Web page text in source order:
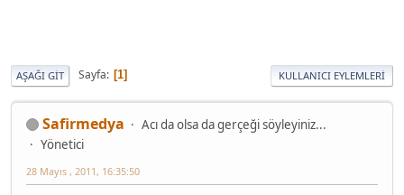
AŞAĞI GIT Sayfa 1 KULLANICI EYLEMLERI
Safirmedya
Acı da olsa da gerçeği söyleyiniz...
Yönetici
28 Mayıs , 2011, 16:35:50